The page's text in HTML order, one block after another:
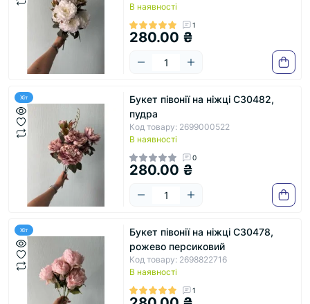
В наявності
1
280.00 ₴
Хіт
Букет півонії на ніжці С30482,
пудра
Код товару: 2699000522
В наявності
0
280.00 ₴
Хіт
Букет півонії на ніжці С30478,
рожево персиковий
Код товару: 2698822716
В наявності
1